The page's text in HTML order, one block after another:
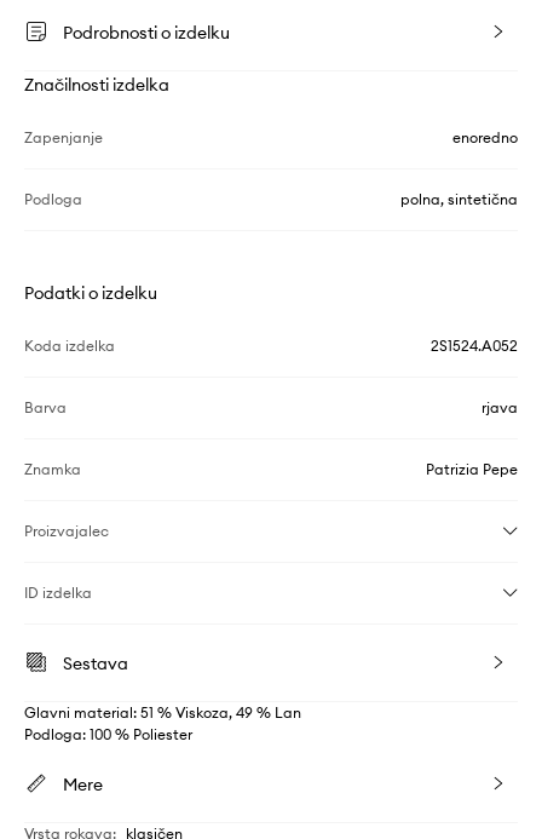
Podrobnosti o izdelku
Značilnosti izdelka
Zapenjanje enoredno
Podloga polna, sintetična
Podatki o izdelku
Koda izdelka 2S1524.A052
Barva rjava
Znamka Patrizia Pepe
Proizvajalec
ID izdelka
Sestava
Glavni material: 51 % Viskoza, 49 % Lan
Podloga: 100 % Poliester
Mere
Vrsta rokava: klasičen